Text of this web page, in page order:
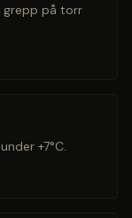
grepp på torr
+7°C.